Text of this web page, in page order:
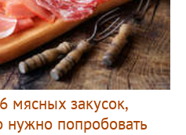
мясных закусок,
нужно попробовать